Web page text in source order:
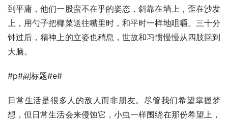
到平庸，他们一股蛮不在乎的姿态，斜靠在墙上，歪在沙发
上，用勺子把椰菜送往嘴里时，和平时一样地咀嚼。三十分
钟过后，精神上的立姿也稍息，世故和习惯慢慢从四肢回到
大脑。
#p#副标题#e#
日常生活是很多人的敌人而非朋友。尽管我们希望掌握梦
想，但日常生活会来侵蚀它，小虫一样围绕在那份希望上，